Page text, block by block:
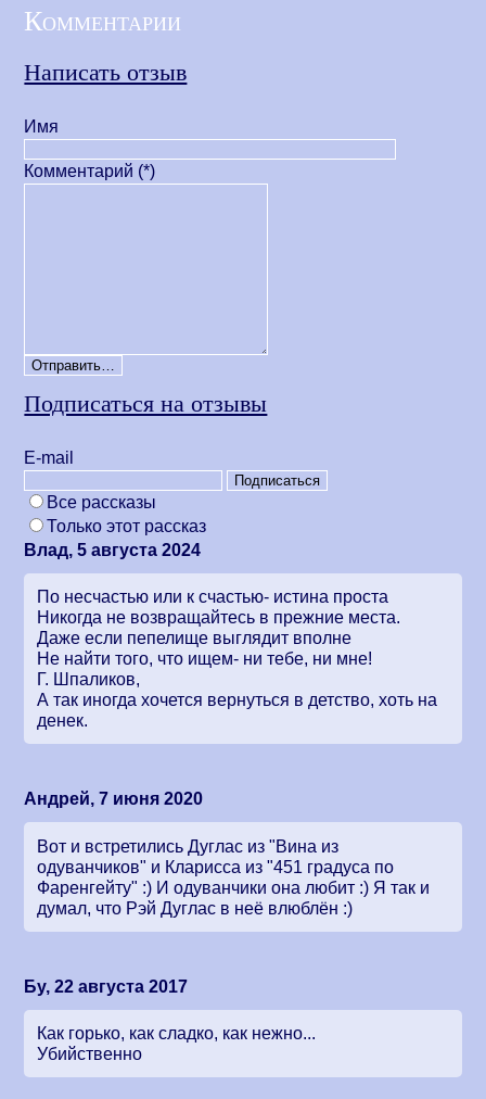
Комментарии
Написать отзыв
Имя
Комментарий (*)
Подписаться на отзывы
Е-mail
Все рассказы
Только этот рассказ
Влад, 5 августа 2024
По несчастью или к счастью- истина проста
Никогда не возвращайтесь в прежние места.
Даже если пепелище выглядит вполне
Не найти того, что ищем- ни тебе, ни мне!
Г. Шпаликов,
А так иногда хочется вернуться в детство, хоть на
денек.
Андрей, 7 июня 2020
Вот и встретились Дуглас из "Вина из
одуванчиков" и Кларисса из "451 градуса по
Фаренгейту" :) И одуванчики она любит :) Я так и
думал, что Рэй Дуглас в неё влюблён :)
Бу, 22 августа 2017
Как горько, как сладко, как нежно...
Убийственно